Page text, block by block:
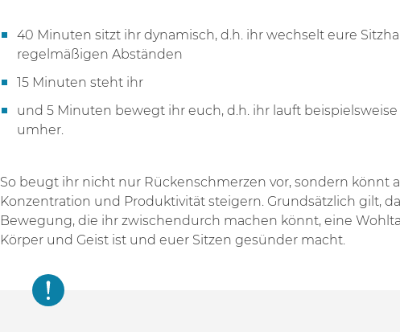
40 Minuten sitzt ihr dynamisch, d.h. ihr wechselt eure
regelmäßigen Abständen
15 Minuten steht ihr
und 5 Minuten bewegt ihr euch, d.h. ihr lauft beispielsweise
umher.
So beugt ihr nicht nur Rückenschmerzen vor, sondern könnt
Konzentration und Produktivität steigern. Grundsätzlich gilt,
Bewegung, die ihr zwischendurch machen könnt, eine
Körper und Geist ist und euer Sitzen gesünder macht.